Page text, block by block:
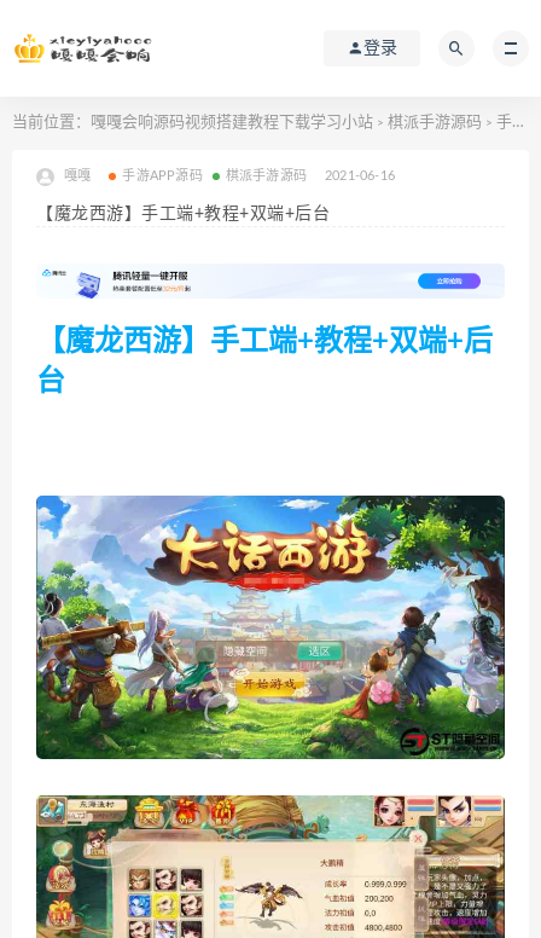
登录
当前位置： 嘎嘎会响源码视频搭建教程下载学习小站 > 棋派手游源码 > 手游APP源码
嘎嘎 手游APP源码 棋派手游源码 2021-06-16
【魔龙西游】手工端+教程+双端+后台
【魔龙西游】手工端+教程+双端+后
台